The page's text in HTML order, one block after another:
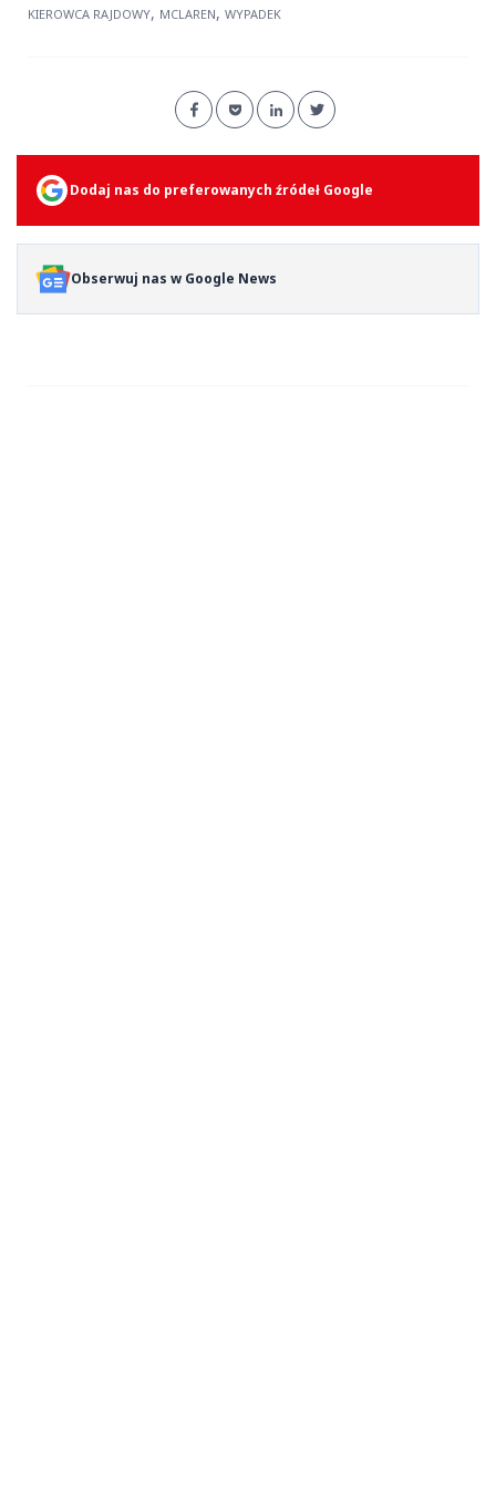
KIEROWCA RAJDOWY, MCLAREN, WYPADEK
Dodaj nas do preferowanych źródeł Google
Obserwuj nas w Google News